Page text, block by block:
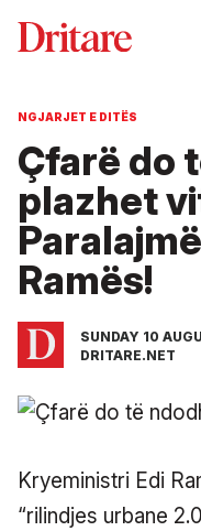
NGJARJET E DITËS
Çfarë do
plazhet
Ramës!
SUNDAY 10
DRITARE.NET
Kryeministri Edi
“rilindjes urbane